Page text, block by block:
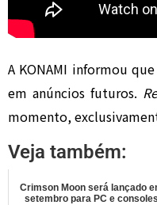
A KONAMI informou
em anúncios futuros.
momento,
Veja também:
Crimson Moon será lançado
setembro para PC e consoles